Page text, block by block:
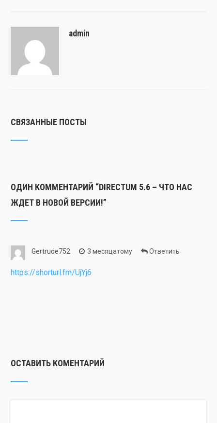
admin
СВЯЗАННЫЕ ПОСТЫ
ОДИН КОММЕНТАРИЙ “DIRECTUM 5.6 – ЧТО НАС
ЖДЕТ В НОВОЙ ВЕРСИИ!”
Gertrude752 3 месяцатому Ответить
https://shorturl.fm/UjYj6
ОСТАВИТЬ КОМЕНТАРИЙ